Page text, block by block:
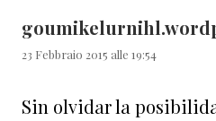
23 Febbraio 2015 alle 19:54
Sin olvidar la